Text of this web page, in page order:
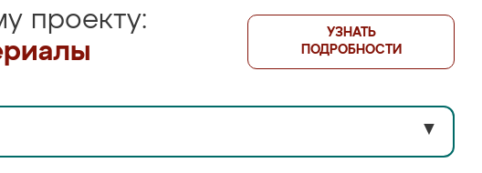
проекту:
УЗНАТЬ
ПОДРОБНОСТИ
▼